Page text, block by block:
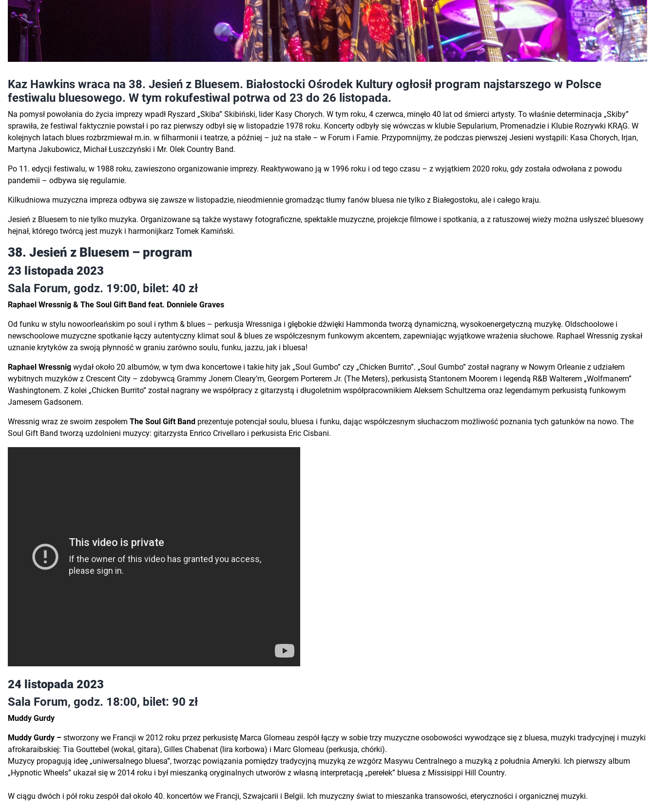
Kaz Hawkins wraca na 38. Jesień z Bluesem. Białostocki Ośrodek Kultury ogłosił program najstarszego w Polsce
festiwalu bluesowego. W tym rokufestiwal potrwa od 23 do 26 listopada.
Na pomysł powołania do życia imprezy wpadł Ryszard „Skiba” Skibiński, lider Kasy Chorych. W tym roku, 4 czerwca, minęło 40 lat od śmierci artysty. To właśnie determinacja „Skiby”
sprawiła, że festiwal faktycznie powstał i po raz pierwszy odbył się w listopadzie 1978 roku. Koncerty odbyły się wówczas w klubie Sepularium, Promenadzie i Klubie Rozrywki KRĄG. W
kolejnych latach blues rozbrzmiewał m.in. w filharmonii i teatrze, a później – już na stałe – w Forum i Famie. Przypomnijmy, że podczas pierwszej Jesieni wystąpili: Kasa Chorych, Irjan,
Martyna Jakubowicz, Michał Łuszczyński i Mr. Olek Country Band.
Po 11. edycji festiwalu, w 1988 roku, zawieszono organizowanie imprezy. Reaktywowano ją w 1996 roku i od tego czasu – z wyjątkiem 2020 roku, gdy została odwołana z powodu
pandemii – odbywa się regularnie.
Kilkudniowa muzyczna impreza odbywa się zawsze w listopadzie, nieodmiennie gromadząc tłumy fanów bluesa nie tylko z Białegostoku, ale i całego kraju.
Jesień z Bluesem to nie tylko muzyka. Organizowane są także wystawy fotograficzne, spektakle muzyczne, projekcje filmowe i spotkania, a z ratuszowej wieży można usłyszeć bluesowy
hejnał, którego twórcą jest muzyk i harmonijkarz Tomek Kamiński.
38. Jesień z Bluesem – program
23 listopada 2023
Sala Forum, godz. 19:00, bilet: 40 zł
Raphael Wressnig & The Soul Gift Band feat. Donniele Graves
Od funku w stylu nowoorleańskim po soul i rythm & blues – perkusja Wressniga i głębokie dźwięki Hammonda tworzą dynamiczną, wysokoenergetyczną muzykę. Oldschoolowe i
newschoolowe muzyczne spotkanie łączy autentyczny klimat soul & blues ze współczesnym funkowym akcentem, zapewniając wyjątkowe wrażenia słuchowe. Raphael Wressnig zyskał
uznanie krytyków za swoją płynność w graniu zarówno soulu, funku, jazzu, jak i bluesa!
Raphael Wressnig wydał około 20 albumów, w tym dwa koncertowe i takie hity jak „Soul Gumbo” czy „Chicken Burrito”. „Soul Gumbo” został nagrany w Nowym Orleanie z udziałem
wybitnych muzyków z Crescent City – zdobywcą Grammy Jonem Cleary’m, Georgem Porterem Jr. (The Meters), perkusistą Stantonem Moorem i legendą R&B Walterem „Wolfmanem”
Washingtonem. Z kolei „Chicken Burrito” został nagrany we współpracy z gitarzystą i długoletnim współpracownikiem Aleksem Schultzema oraz legendarnym perkusistą funkowym
Jamesem Gadsonem.
Wressnig wraz ze swoim zespołem The Soul Gift Band prezentuje potencjał soulu, bluesa i funku, dając współczesnym słuchaczom możliwość poznania tych gatunków na nowo. The
Soul Gift Band tworzą uzdolnieni muzycy: gitarzysta Enrico Crivellaro i perkusista Eric Cisbani.
24 listopada 2023
Sala Forum, godz. 18:00, bilet: 90 zł
Muddy Gurdy
Muddy Gurdy – stworzony we Francji w 2012 roku przez perkusistę Marca Glomeau zespół łączy w sobie trzy muzyczne osobowości wywodzące się z bluesa, muzyki tradycyjnej i muzyki
afrokaraibskiej: Tia Gouttebel (wokal, gitara), Gilles Chabenat (lira korbowa) i Marc Glomeau (perkusja, chórki).
Muzycy propagują ideę „uniwersalnego bluesa”, tworząc powiązania pomiędzy tradycyjną muzyką ze wzgórz Masywu Centralnego a muzyką z południa Ameryki. Ich pierwszy album
„Hypnotic Wheels” ukazał się w 2014 roku i był mieszanką oryginalnych utworów z własną interpretacją „perełek” bluesa z Missisippi Hill Country.
W ciągu dwóch i pół roku zespół dał około 40. koncertów we Francji, Szwajcarii i Belgii. Ich muzyczny świat to mieszanka transowości, eteryczności i organicznej muzyki.